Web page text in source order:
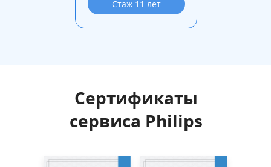
Стаж 11 лет
Сертификаты
сервиса Philips